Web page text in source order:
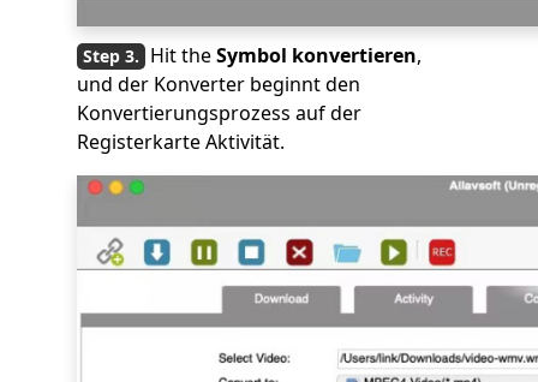
Hit theSymbol konvertieren,
und der Konverter beginnt den
Konvertierungsprozess auf der
Registerkarte Aktivität.